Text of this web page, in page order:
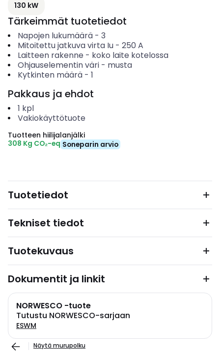
130 kW
Tärkeimmät tuotetiedot
Napojen lukumäärä- 3
Mitoitettu jatkuva virta Iu- 250 A
Laitteen rakenne - koko laite kotelossa
Ohjauselementin väri- musta
Kytkinten määrä- 1
Pakkaus ja ehdot
1 kpl
Vakiokäyttötuote
Tuotteen hiilijalanjälki
308 Kg CO₂-eq Soneparin arvio
Tuotetiedot
Tekniset tiedot
Tuotekuvaus
Dokumentit ja linkit
NORWESCO -tuote
Tutustu NORWESCO-sarjaan
ESWM
Näytä murupolku